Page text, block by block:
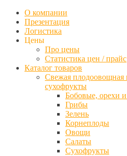
О компании
Презентация
Логистика
Цены
Про цены
Статистика цен / прайс
Каталог товаров
Свежая плодоовощная
сухофрукты
Бобовые, орехи
Грибы
Зелень
Корнеплоды
Овощи
Салаты
Сухофрукты